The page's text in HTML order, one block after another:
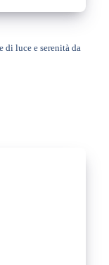
di luce e serenità da